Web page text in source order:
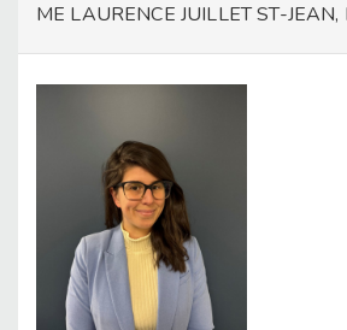
ME LAURENCE JUILLET ST-JEAN,